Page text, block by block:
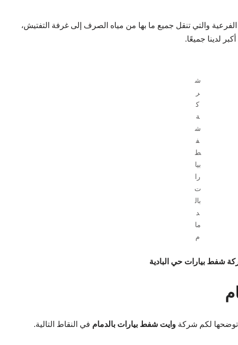
والتي تنقل جميع ما بها من مياه الصرف إلى غرفة التفتيش،
لدينا جميعًا.
ش
ر
ك
ة
ش
ف
ط
بيا
را
ت
بال
د
ما
م
شفط بيارات حي البادية
توضحها لكم شركة وايت شفط بيارات بالدمام في النقاط التالية.